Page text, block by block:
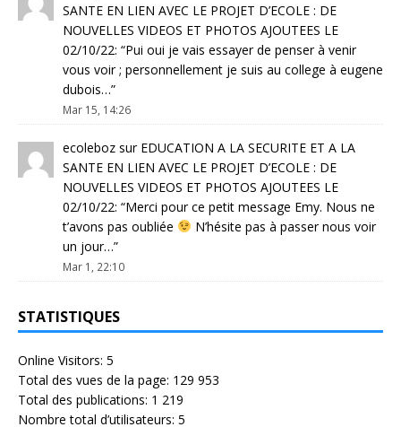
SANTE EN LIEN AVEC LE PROJET D’ECOLE : DE
NOUVELLES VIDEOS ET PHOTOS AJOUTEES LE
02/10/22: “Pui oui je vais essayer de penser à venir
vous voir ; personnellement je suis au college à eugene
dubois…”
Mar 15, 14:26
ecoleboz sur EDUCATION A LA SECURITE ET A LA
SANTE EN LIEN AVEC LE PROJET D’ECOLE : DE
NOUVELLES VIDEOS ET PHOTOS AJOUTEES LE
02/10/22: “Merci pour ce petit message Emy. Nous ne
t’avons pas oubliée
N’hésite pas à passer nous voir
un jour…”
Mar 1, 22:10
STATISTIQUES
Online Visitors: 5
Total des vues de la page: 129 953
Total des publications: 1 219
Nombre total d’utilisateurs: 5